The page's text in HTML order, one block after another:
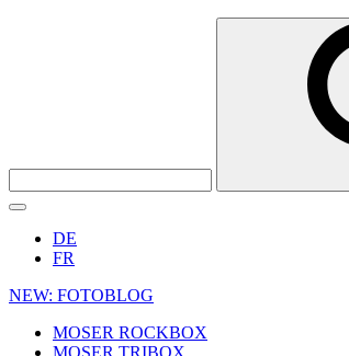
DE
FR
NEW: FOTOBLOG
MOSER ROCKBOX
MOSER TRIBOX